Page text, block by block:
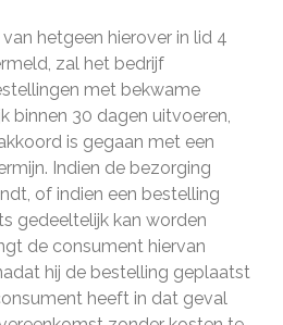
hetgeen hierover in lid 4
zal het bedrijf
met bekwame
binnen 30 dagen uitvoeren,
is gegaan met een
Indien de bezorging
of indien een bestelling
gedeeltelijk kan worden
de consument hiervan
hij de bestelling geplaatst
heeft in dat geval